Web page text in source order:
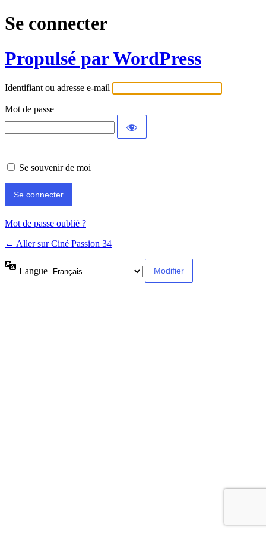
Se connecter
Propulsé par WordPress
Identifiant ou adresse e-mail
Mot de passe
Se souvenir de moi
Mot de passe oublié ?
← Aller sur Ciné Passion 34
Langue